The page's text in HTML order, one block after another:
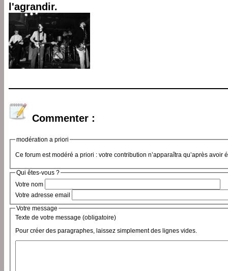
l'agrandir.
Commenter :
modération a priori
Ce forum est modéré a priori : votre contribution n’apparaîtra qu’après avoir
Qui êtes-vous ?
Votre nom
Votre adresse email
Votre message
Texte de votre message (obligatoire)
Pour créer des paragraphes, laissez simplement des lignes vides.